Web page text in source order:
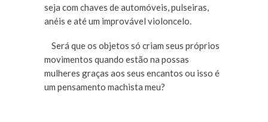
seja com chaves de automóveis, pulseiras,
anéis e até um improvável violoncelo.
Será que os objetos só criam seus próprios
movimentos quando estão na possas
mulheres graças aos seus encantos ou isso é
um pensamento machista meu?